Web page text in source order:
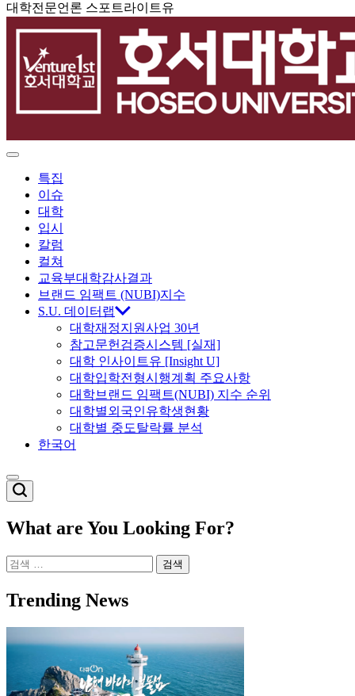
스
포
트
라
이
트
유
대학전문언론 스포트라이트유
Menu
특집
이슈
대학
입시
칼럼
컬쳐
교육부대학감사결과
브랜드 임팩트 (NUBI)지수
S.U. 데이터랩
대학재정지원사업 30년
참고문헌검증시스템 [실재]
대학 인사이트유 [Insight U]
대학입학전형시행계획 주요사항
대학브랜드 임팩트(NUBI) 지수 순위
대학별외국인유학생현황
대학별 중도탈락률 분석
한국어
Switch
color
What are You Looking For?
검
Trending News